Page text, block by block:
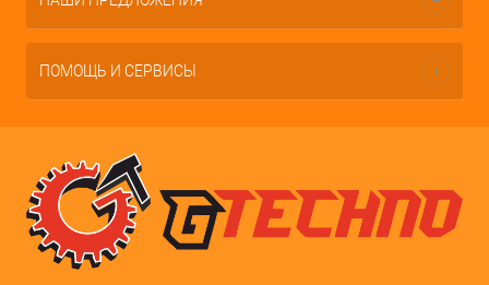
ПОМОЩЬ И СЕРВИСЫ